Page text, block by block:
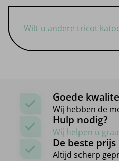
Wilt u andere tricot
Goede
Wij hebben de
Hulp nodig?
Wij helpen u
De beste prijs
Altijd scherp